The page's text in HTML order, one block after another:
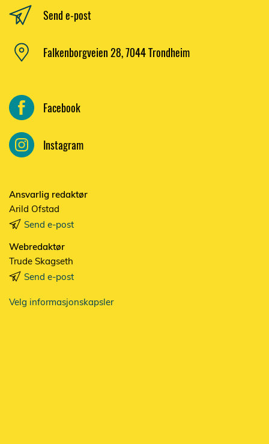
Send e-post
Falkenborgveien 28, 7044 Trondheim
Facebook
Instagram
Ansvarlig redaktør
Arild Ofstad
Send e-post
Webredaktør
Trude Skagseth
Send e-post
Velg informasjonskapsler